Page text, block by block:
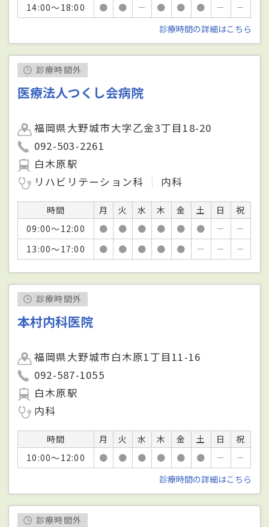
14:00～18:00
● ● － ● ● ● －
－
診療時間の詳細はこちら
診療時間外
医療法人つくし会病院
福岡県大野城市大字乙金3丁目18-20
092-503-2261
白木原駅
リハビリテーション科
内科
時間 月 火 水 木 金 土 日
祝
09:00～12:00
● ● ● ● ● ● －
－
13:00～17:00
● ● ● ● ● － － －
診療時間外
本村内科医院
福岡県大野城市白木原1丁目11-16
092-587-1055
白木原駅
内科
時間 月 火 水 木 金 土 日
祝
10:00～12:00
● ● ● ● ● ● －
－
診療時間の詳細はこちら
診療時間外